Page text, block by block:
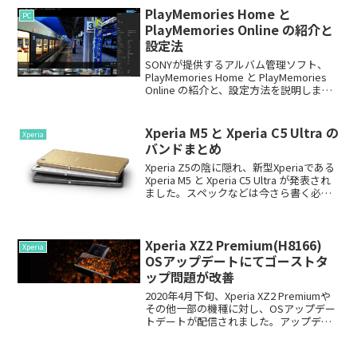
う罠皆様お気を付けください。純正ケー
スという名目...
PC
PlayMemories Home と
PlayMemories Online の紹介と
設定法
SONYが提供するアルバム管理ソフト、
PlayMemories Home と PlayMemories
Online の紹介と、設定方法を説明しま
す。SONY公式サイト...
Xperia
Xperia M5 と Xperia C5 Ultra の
バンドまとめ
Xperia Z5の陰に隠れ、新型Xperiaである
Xperia M5 と Xperia C5 Ultra が発表され
ました。スペックなどは今さら書く必要
Xperia
Xperia XZ2 Premium(H8166)
OSアップデートにてゴーストタ
ップ問題が改善
2020年4月下旬、Xperia XZ2 Premiumや
その他一部の機種に対し、OSアップデー
トデートが配信されました。アップデー